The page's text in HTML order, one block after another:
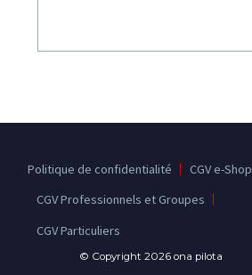
© Copyright 2026 ona pilota
Politique de confidentialité
CGV e-Shop
CGV Professionnels et Groupes
CGV Particuliers